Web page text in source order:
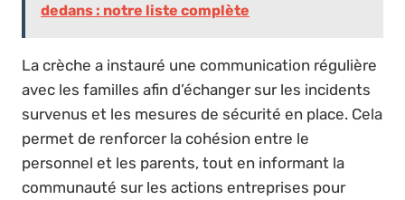
dedans : notre liste complète
La crèche a instauré une communication régulière
avec les familles afin d’échanger sur les incidents
survenus et les mesures de sécurité en place. Cela
permet de renforcer la cohésion entre le
personnel et les parents, tout en informant la
communauté sur les actions entreprises pour